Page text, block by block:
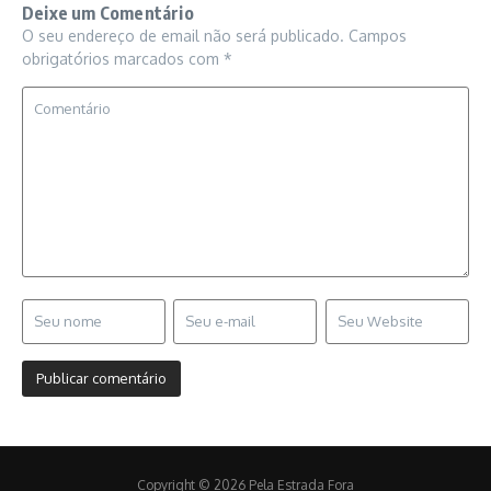
Deixe um Comentário
O seu endereço de email não será publicado. Campos
obrigatórios marcados com *
Copyright © 2026 Pela Estrada Fora